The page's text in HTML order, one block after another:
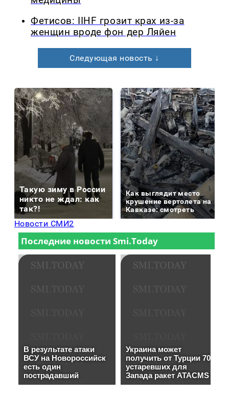
Фетисов: IIHF грозит крах из-за
женщин вроде фон дер Ляйен
Следующая новость ↓
Такую зиму в России
никто не ждал: как
так?!
Как выглядит место
крушение вертолета на
Кавказе: смотреть
Новости СМИ2